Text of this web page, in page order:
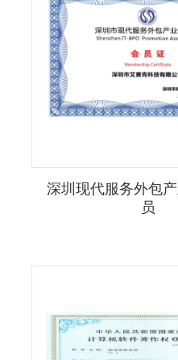
深圳现代服务外包
员